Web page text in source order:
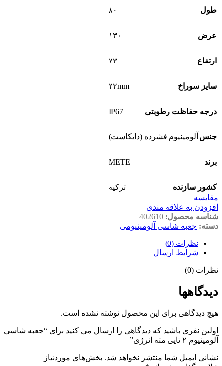
طول ۸۰
عرض ۱۳۰
ارتفاع ۷۳
سایز سوراخ ۲۲mm
درجه حفاظت رطوبتی IP67
جنس آلومینیوم فشرده (دایکاست)
برند METE
کشور سازنده
ترکیه
مقايسه
افزودن به علاقه مندی
شناسه محصول: 402610
دسته: جعبه شاسی آلومینیومی
نظرات (0)
شرایط ارسال
نظرات (0)
دیدگاهها
هیچ دیدگاهی برای این محصول نوشته نشده است.
اولین نفری باشید که دیدگاهی را ارسال می کنید برای “جعبه شاسی
آلومینیوم ۲ تایی مته انرژی”
نشانی ایمیل شما منتشر نخواهد شد. بخش‌های موردنیاز